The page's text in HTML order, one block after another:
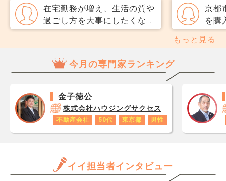
だと思うのですが、友人には
専任をおすすめされました。
それぞれメリットデメリット
直、
のか
だ、
スコ
が1
です
あり
ロ
だけ
在宅勤務が増え、生活の質や
過ごし方を大事にしたくな
り、 埼玉の方面で広めの家
静かで、スーパーなども車で
行くので遠くてもOK。 埼玉
いので、上の条件に合いそう
なエリアってどこでしょう
か。
京都
を購
進め
中に
野に
超過
す。
もっと見る
今月の専門家ランキング
金子徳公
株式会社ハウジングサクセス
不動産会社 50代 東京都 男性
イイ担当者インタビュー